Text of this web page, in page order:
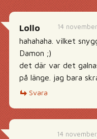
14
Lollo
hahahaha. vilket
Damon ;)
det där var det
på länge. jag bara
Svara
14